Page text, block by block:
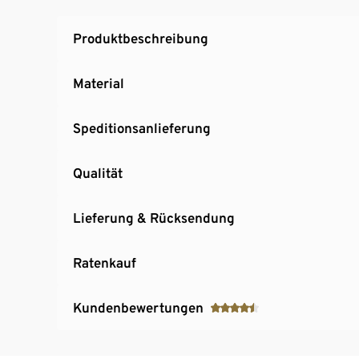
Produktbeschreibung
Material
Speditionsanlieferung
Qualität
Lieferung & Rücksendung
Ratenkauf
Kundenbewertungen